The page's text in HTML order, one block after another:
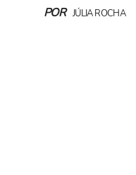
POR JÚLIA ROCHA